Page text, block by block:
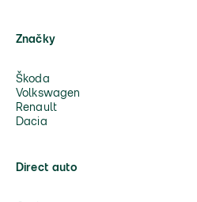
Značky
Škoda
Volkswagen
Renault
Dacia
Direct auto